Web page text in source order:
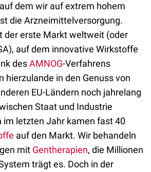
dem wir auf extrem hohem
die Arzneimittelversorgung.
der erste Markt weltweit (oder
auf dem innovative Wirkstoffe
desAMNOG-Verfahrens
hierzulande in den Genuss von
EU-Ländern noch jahrelang
Staat und Industrie
im letzten Jahr kamen fast 40
auf den Markt. Wir behandeln
mit Gentherapien, die Millionen
trägt es. Doch in der